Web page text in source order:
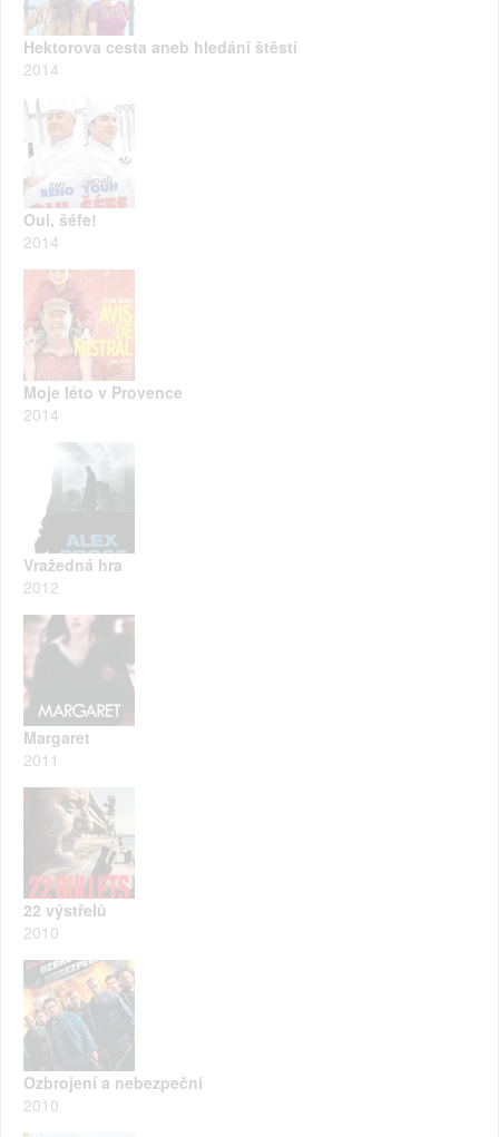
Hektorova cesta aneb hledání štěstí
2014
Oui, šéfe!
2014
Moje léto v Provence
2014
Vražedná hra
2012
Margaret
2011
22 výstřelů
2010
Ozbrojení a nebezpeční
2010